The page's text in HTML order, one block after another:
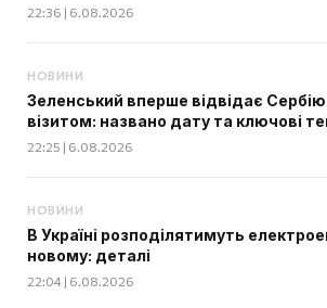
22:36 | 6.08.2026
НОВИНИ
Зеленський вперше відвідає Сербію
візитом: названо дату та ключові
22:25 | 6.08.2026
НОВИНИ
В Україні розподілятимуть
новому: деталі
22:04 | 6.08.2026